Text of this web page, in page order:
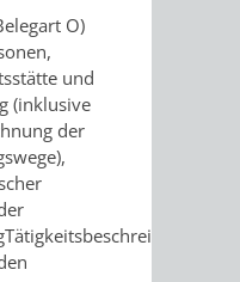
WEINHEIM
O)
und
(inklusive
der